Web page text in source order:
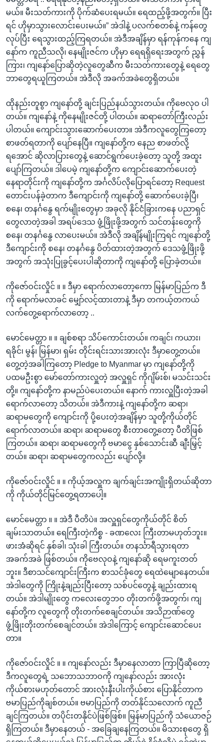
မယ်။ မီးသတ်ကားကို ပိုက်ဆံပေးရမယ်။ ရေထည့်ဖို့အတွက်။ ပြီး
ရင် ဟိုမှာသွားလောင်းပေးမယ်။” အဲဒါနဲ့ ပလက်စတစ်နဲ့ ကန်တွေ
လုပ်ပြီး ရေသွားထည့်ကြရတယ်။ အဲဒီအချိန်မှာ ရန်ကုန်ကနေ ကျ
နော်က ကူညီသလို၊ နေမျိုးဇင်က ဟိုမှာ ရေရရှိရေးအတွက် ညွှန်
ကြား၊ ကျနော်ပြောဆိုတဲ့လူတွေဆီက မီးသတ်ကားတွေနဲ့ ရေတွေ
ဘာတွေရယူကြတယ်။ အဲဒီလို အခက်အခဲတွေရှိတယ်။
ထိုနည်းတူစွာ ကျနော်တို့ ချင်းပြည်နယ်သွားတယ်။ ကိုဗေလုဝ ပါ
တယ်။ ကျနော်နဲ့ ကိုနေမျိုးဇင်တို့ ပါတယ်။ ဆရာတော်ကြီးလည်း
ပါတယ်။ ကျောင်းသွားဆောက်ပေးတာ။ အဲဒီကလူတွေကြတော့
စာဖတ်ရတာကို ပျော်နေပြီ။ ကျနော်တို့က နေည စာဖတ်လို့
ရအောင် ဆိုလာပြားတွေနဲ့ ဆောင်ရွက်ပေးခဲ့တော့ သူတို့ အထူး
ပျော်ကြတယ်။ ဒါပေမဲ့ ကျနော်တို့က ကျောင်းဆောက်ပေးတဲ့
နေရာတိုင်းကို ကျနော်တို့က အင်္ဂလိပ်လိုပြောရင်တော့ Request
တောင်းပန်ခဲ့တာက ဒီကျောင်းကို ကျနော်တို့ ဆောက်ပေးခဲ့ပြီ၊
စနေ၊ တနင်္ဂနွေ ရက်မျိုးတွေမှာ အခုလို နိုင်ငံခြားကနေ ပညာရှင်
တွေလာတဲ့အခါ အရပ်ဒေသ ဖွံ့ဖြိုးဖို့အတွက် သင်တန်းတွေကို
စနေ၊ တနင်္ဂနွေ လာပေးမယ်။ အဲဒီလို အချိန်မျိုးကြရင် ကျနော်တို့
ဒီကျောင်းကို စနေ၊ တနင်္ဂနွေ ပိတ်ထားတဲ့အတွက် ဒေသဖွံ့ဖြိုးဖို့
အတွက် အသုံးပြုခွင့်ပေးပါဆိုတာကို ကျနော်တို့ ပြောခဲ့တယ်။
ကိုဇော်ဝင်းလှိုင် ။ ။ ဒီမှာ ရောက်လာတော့ကော မြန်မာပြည်က ဒီ
ကို ရောက်မလာခင် မျှော်လင့်ထားတာနဲ့ ဒီမှာ တကယ့်တကယ်
လက်တွေ့ရောက်လာတော့ ..
မောင်မေတ္တာ ။ ။ ချစ်စရာ သိပ်ကောင်းတယ်။ ကချင်၊ ကယား၊
ရခိုင်၊ မွန်၊ မြန်မာ၊ ရှမ်း တိုင်းရင်းသားအားလုံး ဒီမှာတွေ့တယ်။
တွေ့တဲ့အခါကြတော့ Pledge to Myanmar မှာ ကျနော်တို့ကို
ပထမဦးစွာ မော်တော်ကားလှူတဲ့ အလှူရှင် ကိုဂျိမ်းစ်၊ မသင်းသင်း
တို့။ ကျနော်တို့က နာမည်ပဲပေးတယ်။ နောက် ကားလှူပြီးတဲ့အခါ
ရောက်လာတော့ သိတယ်။ အဲဒီကားနဲ့ ကျနော်တို့က ဆရာ၊
ဆရာမတွေကို ကျောင်းကို ပို့ပေးတဲ့အချိန်မှာ သူတို့ကိုယ်တိုင်
ရောက်လာတယ်။ ဆရာ၊ ဆရာမတွေ စီးတာတွေ့တော့ ပီတိဖြစ်
ကြတယ်။ ဆရာ၊ ဆရာမတွေကို ဗမာငွေ နှစ်သောင်းဆီ ချီးမြှင့်
တယ်။ ဆရာ၊ ဆရာမတွေကလည်း ပျော်လို့။
ကိုဇော်ဝင်းလှိုင် ။ ။ ကိုယ့်အလှူက ချက်ချင်းအကျိုးရှိတယ်ဆိုတာ
ကို ကိုယ်တိုင်မြင်တွေ့ရတာပေါ့။
မောင်မေတ္တာ ။ ။ အဲဒီ ပီတိပဲ။ အလှူရှင်တွေကိုယ်တိုင် စိတ်
ချမ်းသာတယ်။ ရေကြီးတဲ့ကိစ္စ - ခဏလေး ကြီးတာမဟုတ်ဘူး။
ဖားအံဆိုရင် နှစ်ခါ၊ သုံးခါ ကြီးတယ်။ တနင်္သာရီသွားရတာ
အခက်အခဲ ဖြစ်တယ်။ ကိုဗေလုဝနဲ့ ကျနော်ဆို ရေမကူးတတ်
ဘူး။ ဒီစာသင်ကျောင်းကြီးက စာသင်ခုံတွေ ရေထဲမျောနေတယ်။
အဲဒါတွေကို ကြိုးနဲ့ချည်းပြီးတော့ သစ်ပင်တွေနဲ့ ချည်းထားရ
တယ်။ အဲဒါမျိုးတွေ ကလေးတွေဘဝ တိုးတက်ဖို့အတွက်၊ ကျ
နော်တို့က လူတွေကို တိုးတက်စေချင်တယ်။ အသိဉာဏ်တွေ
ဖွံ့ဖြိုးတိုးတက်စေချင်တယ်။ အဲဒါကြောင့် ကျောင်းဆောင်ပေး
တာ။
ကိုဇော်ဝင်းလှိုင် ။ ။ ကျနော်လည်း ဒီမှာနေလာတာ ကြာပြီဆိုတော့
ဒီကလူတွေရဲ့ သဘောသဘာဝကို ကျနော်လည်း အားလုံး
ကိုယ်စားမဟုတ်တောင် အားလုံးနီးပါးကိုယ်စား ပြောနိုင်တာက
ဗမာပြည်ကိုချစ်တယ်။ ဗမာပြည်ကို တတ်နိုင်သလောက် ကူညီ
ချင်ကြတယ်။ တပိုင်းတနိုင်ပဲဖြစ်ဖြစ်။ မြန်မာပြည်ကို သံယောဇဉ်
ရှိကြတယ်။ ဒီမှာနေတယ် - အခြေချနေကြတယ်။ မိသားစုတွေ ရှိ